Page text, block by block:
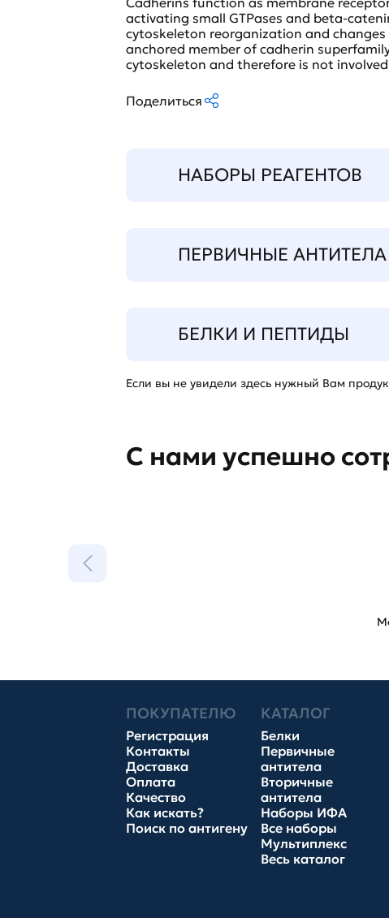
activating small GTPases and beta-
cytoskeleton reorganization and
anchored member of cadherin
cytoskeleton and therefore is not
Поделиться
НАБОРЫ РЕАГЕНТОВ
ПЕРВИЧНЫЕ АНТИТЕЛА
БЕЛКИ И ПЕПТИДЫ
Если вы не увидели здесь нужный Вам
С нами успешно
ПОКУПАТЕЛЮ
Регистрация
Контакты
Доставка
Оплата
Качество
Как искать?
Поиск по антигену
КАТАЛОГ
Белки
Первичные
антитела
Вторичные
антитела
Наборы ИФА
Все наборы
Мультиплекс
Весь каталог